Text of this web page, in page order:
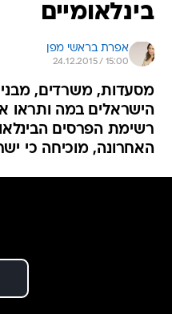
בינלאומיים
אפרת בראשי מפן
24.12.2015 / 15:00
מסעדות, משרדים, מבני
הישראלים במה ותראו
רשימת הפרסים
האחרונה, מוכיחה כי